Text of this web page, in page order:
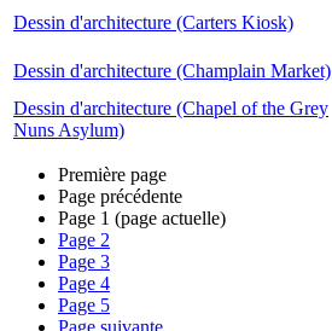
Dessin d'architecture (Carters Kiosk)
Dessin d'architecture (Champlain Market)
Dessin d'architecture (Chapel of the Grey
Nuns Asylum)
Première page
Page précédente
Page 1 (page actuelle)
Page 2
Page 3
Page 4
Page 5
Page suivante